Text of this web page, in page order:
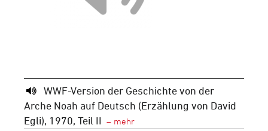
WWF-Version der Geschichte von der
Arche Noah auf Deutsch (Erzählung von David
Egli), 1970, Teil II